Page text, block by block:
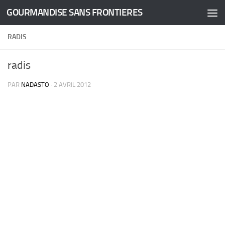
Skip to content
GOURMANDISE SANS FRONTIERES
RADIS
radis
PAR NADASTO · 2 AVRIL 2012